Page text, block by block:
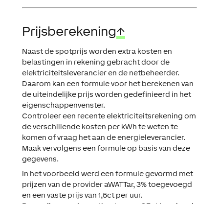
Prijsberekening↑
Naast de spotprijs worden extra kosten en
belastingen in rekening gebracht door de
elektriciteitsleverancier en de netbeheerder.
Daarom kan een formule voor het berekenen van
de uiteindelijke prijs worden gedefinieerd in het
eigenschappenvenster.
Controleer een recente elektriciteitsrekening om
de verschillende kosten per kWh te weten te
komen of vraag het aan de energieleverancier.
Maak vervolgens een formule op basis van deze
gegevens.
In het voorbeeld werd een formule gevormd met
prijzen van de provider aWATTar, 3% toegevoegd
en een vaste prijs van 1,5ct per uur.